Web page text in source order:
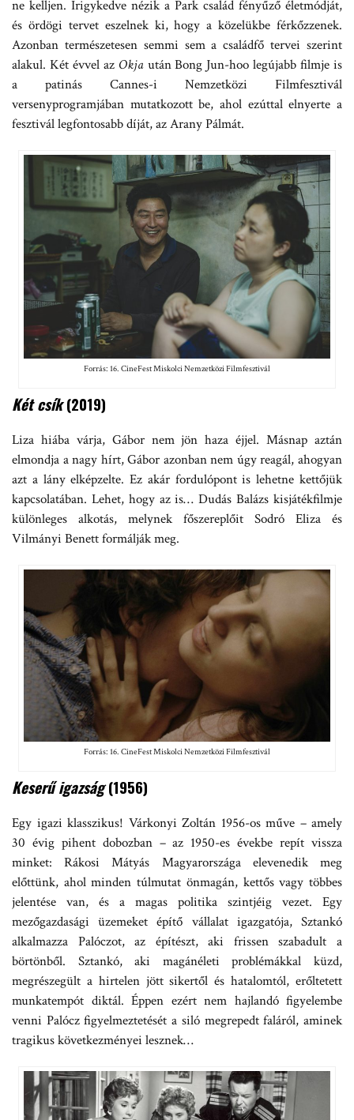
ne kelljen. Irigykedve nézik a Park család fényűző életmódját,
és ördögi tervet eszelnek ki, hogy a közelükbe férkőzzenek.
Azonban természetesen semmi sem a családfő tervei szerint
alakul. Két évvel az Okjaután Bong Jun-hoo legújabb filmje is
a patinás Cannes-i Nemzetközi Filmfesztivál
versenyprogramjában mutatkozott be, ahol ezúttal elnyerte a
fesztivál legfontosabb díját, az Arany Pálmát.
Forrás: 16. CineFest Miskolci Nemzetközi Filmfesztivál
Két csík(2019)
Liza hiába várja, Gábor nem jön haza éjjel. Másnap aztán
elmondja a nagy hírt, Gábor azonban nem úgy reagál, ahogyan
azt a lány elképzelte. Ez akár fordulópont is lehetne kettőjük
kapcsolatában. Lehet, hogy az is… Dudás Balázs kisjátékfilmje
különleges alkotás, melynek főszereplőit Sodró Eliza és
Vilmányi Benett formálják meg.
Forrás: 16. CineFest Miskolci Nemzetközi Filmfesztivál
Keserű igazság(1956)
Egy igazi klasszikus! Várkonyi Zoltán 1956-os műve – amely
30 évig pihent dobozban – az 1950-es évekbe repít vissza
minket: Rákosi Mátyás Magyarországa elevenedik meg
előttünk, ahol minden túlmutat önmagán, kettős vagy többes
jelentése van, és a magas politika szintjéig vezet. Egy
mezőgazdasági üzemeket építő vállalat igazgatója, Sztankó
alkalmazza Palóczot, az építészt, aki frissen szabadult a
börtönből. Sztankó, aki magánéleti problémákkal küzd,
megrészegült a hirtelen jött sikertől és hatalomtól, erőltetett
munkatempót diktál. Éppen ezért nem hajlandó figyelembe
venni Palócz figyelmeztetését a siló megrepedt faláról, aminek
tragikus következményei lesznek…